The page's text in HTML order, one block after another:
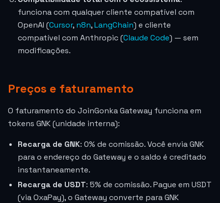
funciona com qualquer cliente compatível com
OpenAI (Cursor, n8n,LangChain) e cliente
compatível com Anthropic (Claude Code) — sem
modificações.
Preços e faturamento
O faturamento do JoinGonka Gateway funciona em
tokens GNK (unidade interna):
Recarga de GNK: 0% de comissão. Você envia GNK
para o endereço do Gateway e o saldo é creditado
instantaneamente.
Recarga de USDT: 5% de comissão. Pague em USDT
(via OxaPay), o Gateway converte para GNK